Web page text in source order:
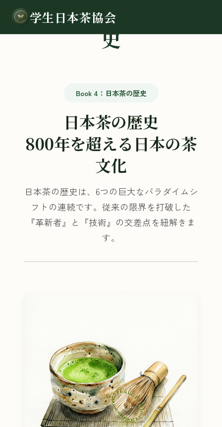
学生日本茶協会
Book 4：日本茶の歴
史
Book 4：日本茶の歴史
日本茶の歴史
800年を超える日本の茶
文化
日本茶の歴史は、6つの巨大なパラダイムシ
フトの連続です。従来の限界を打破した
『革新者』と『技術』の交差点を紐解きま
す。